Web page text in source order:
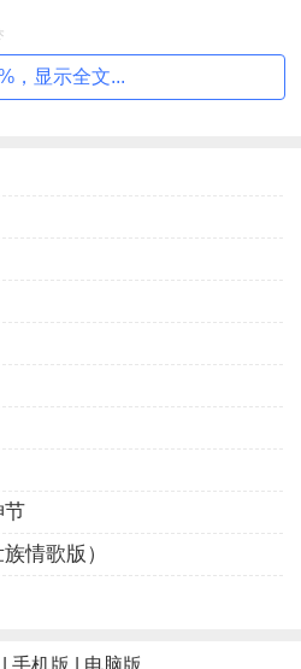
影
，显示全文...
情歌版）
手机版 电脑版